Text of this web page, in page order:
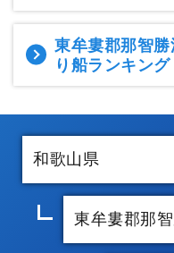
東牟婁郡那智
り船ランキング
和歌山県
東牟婁郡那智